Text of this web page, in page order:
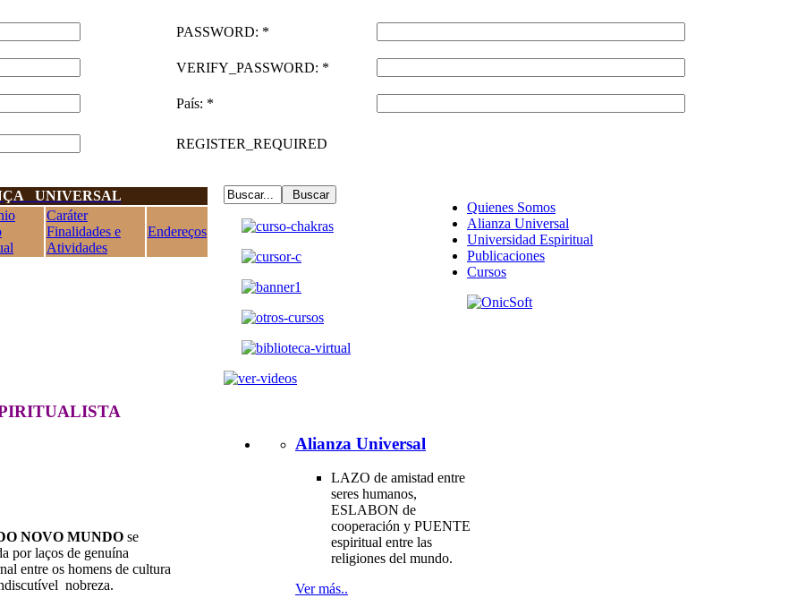
PASSWORD: *
VERIFY_PASSWORD: *
País: *
REGISTER_REQUIRED
UNIVERSAL
Caráter
Finalidades e
Atividades
Endereços
NOVO MUNDO se
por laços de genuína
entre os homens de cultura
nobreza.
Alianza Universal
LAZO de amistad entre
seres humanos,
ESLABON de
cooperación y PUENTE
espiritual entre las
religiones del mundo.
Ver más..
Quienes Somos
Alianza Universal
Universidad Espiritual
Publicaciones
Cursos